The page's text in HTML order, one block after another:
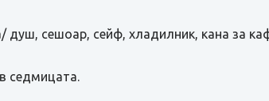
душ, сешоар, сейф, хладилник, кана за
седмицата.